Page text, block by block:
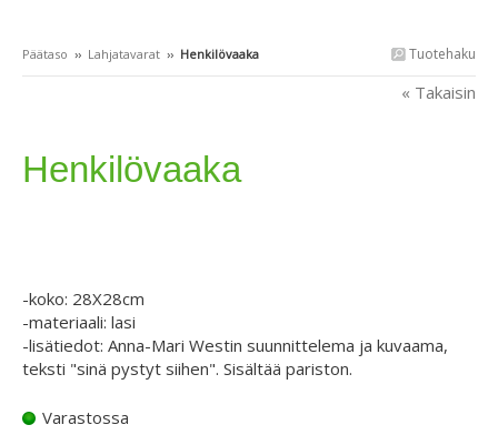
Tuotehaku
Päätaso ›› Lahjatavarat ›› Henkilövaaka
« Takaisin
Henkilövaaka
-koko: 28X28cm
-materiaali: lasi
-lisätiedot: Anna-Mari Westin suunnittelema ja kuvaama,
teksti "sinä pystyt siihen". Sisältää pariston.
Varastossa